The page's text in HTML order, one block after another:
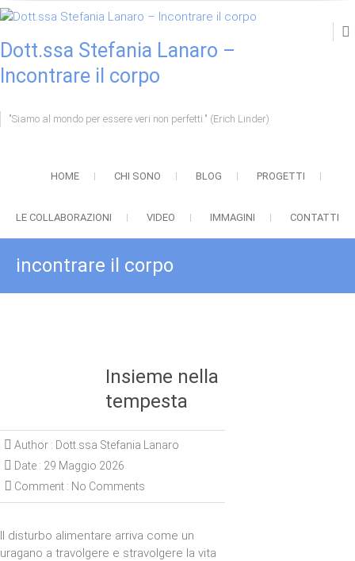
Skip
to
content
Dott.ssa Stefania Lanaro –
Incontrare il corpo
"Siamo al mondo per essere veri non perfetti." (Erich Linder)
HOME CHI SONO BLOG PROGETTI
LE COLLABORAZIONI VIDEO IMMAGINI CONTATTI
incontrare il corpo
Insieme nella
tempesta
Author : Dott.ssa Stefania Lanaro
Date : 29 Maggio 2026
Comment : No Comments
Il disturbo alimentare arriva come un
uragano a travolgere e stravolgere la vita